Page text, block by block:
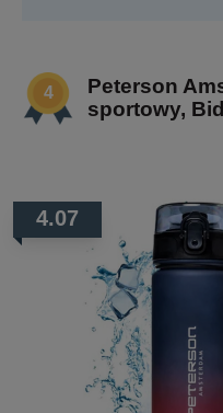
Peterson
sportowy,
4.07